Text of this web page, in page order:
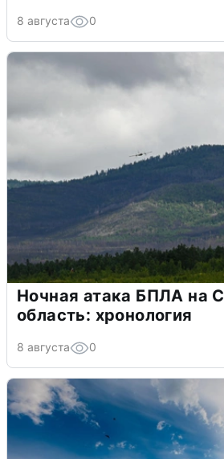
8 августа 0
Ночная атака БПЛА на
область: хронология
8 августа 0